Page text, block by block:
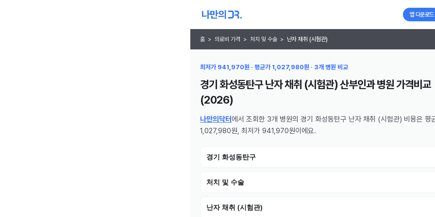
앱 다운로드
홈 > 의료비 가격 > 처치 및 수술 > 난자 채취 (시험관)
최저가 941,970원 · 평균가 1,027,980원 · 3개 병원 비교
경기 화성동탄구 난자 채취 (시험관) 산부인과 병원가격비교
(2026)
나만의닥터 에서 조회한 3개 병원의 경기 화성동탄구 난자 채취 (시험관) 비용은 평
1,027,980원, 최저가 941,970원이에요.
경기 화성동탄구
처치 및 수술
난자 채취 (시험관)